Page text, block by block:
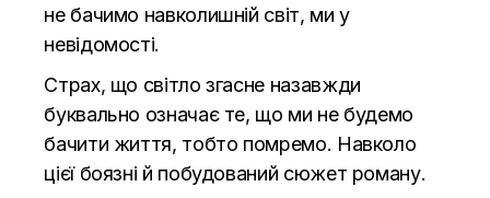
не бачимо навколишній світ, ми у
невідомості.
Страх, що світло згасне назавжди
буквально означає те, що ми не будемо
бачити життя, тобто помремо. Навколо
цієї боязні й побудований сюжет роману.